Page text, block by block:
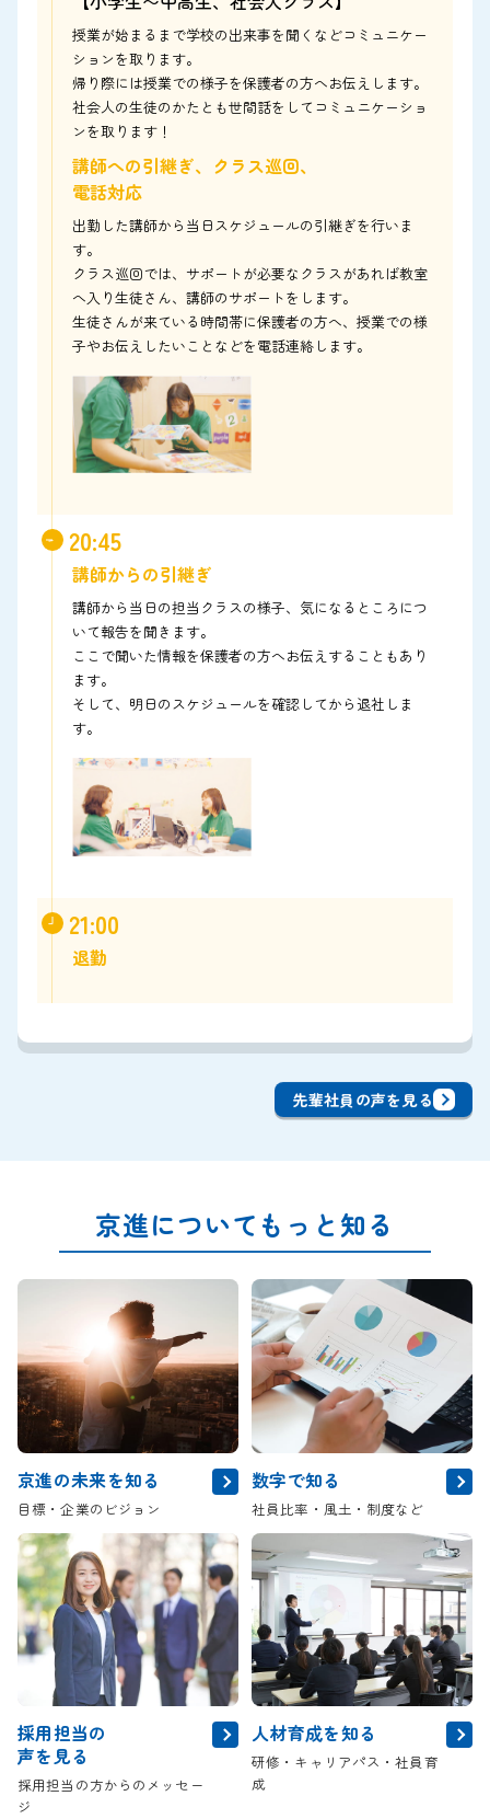
授業が始まるまで学校の出来事を聞くなどコミュニケー
ションを取ります。
帰り際には授業での様子を保護者の方へお伝えします。
社会人の生徒のかたとも世間話をしてコミュニケーショ
ンを取ります！
講師への引継ぎ、クラス巡回、
電話対応
出勤した講師から当日スケジュールの引継ぎを行いま
す。
クラス巡回では、サポートが必要なクラスがあれば教室
へ入り生徒さん、講師のサポートをします。
生徒さんが来ている時間帯に保護者の方へ、授業での様
子やお伝えしたいことなどを電話連絡します。
20:45
講師からの引継ぎ
講師から当日の担当クラスの様子、気になるところにつ
いて報告を聞きます。
ここで聞いた情報を保護者の方へお伝えすることもあり
ます。
そして、明日のスケジュールを確認してから退社しま
す。
21:00
退勤
先輩社員の声を見る
京進についてもっと知る
京進の未来を知る
目標・企業のビジョン
数字で知る
社員比率・風土・制度など
採用担当の
声を見る
採用担当の方からのメッセー
ジ
人材育成を知る
研修・キャリアパス・社員育
成